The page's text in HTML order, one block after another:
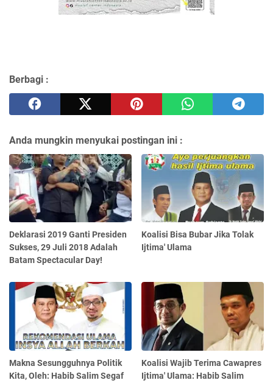
Berbagi :
Anda mungkin menyukai postingan ini :
Deklarasi 2019 Ganti Presiden
Sukses, 29 Juli 2018 Adalah
Batam Spectacular Day!
Koalisi Bisa Bubar Jika Tolak
Ijtima' Ulama
Makna Sesungguhnya Politik
Kita, Oleh: Habib Salim Segaf
Koalisi Wajib Terima Cawapres
Ijtima' Ulama: Habib Salim